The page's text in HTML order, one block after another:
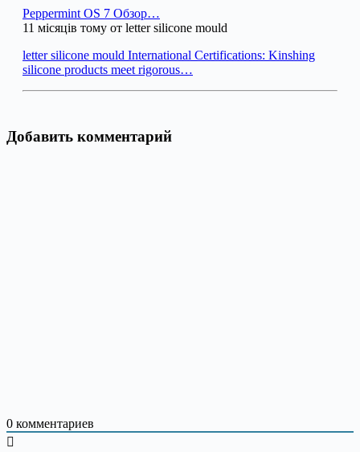
Peppermint OS 7 Обзор…
11 місяців тому от letter silicone mould
letter silicone mould International Certifications: Kinshing
silicone products meet rigorous…
Добавить комментарий
0 комментариев